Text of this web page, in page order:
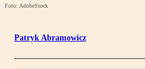
Foto: AdobeStock
Patryk Abramowicz